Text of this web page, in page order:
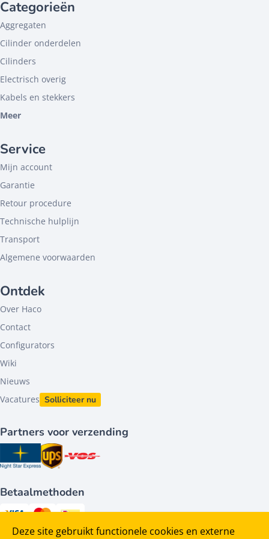
Deze site gebruikt functionele cookies en externe
Categorieën
Aggregaten
Cilinder onderdelen
Cilinders
Electrisch overig
Kabels en stekkers
Meer
Service
Mijn account
Garantie
Retour procedure
Technische hulplijn
Transport
Algemene voorwaarden
Ontdek
Over Haco
Contact
Configurators
Wiki
Nieuws
Vacatures Solliciteer nu
Partners voor verzending
Betaalmethoden